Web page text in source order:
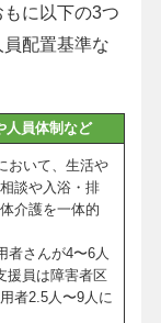
に以下の3つ
配置基準な
人員体制など
おいて、生活や
談や入浴・排
介護を一体的
者さんが4〜6人
援員は障害者区
者2.5人〜9人に